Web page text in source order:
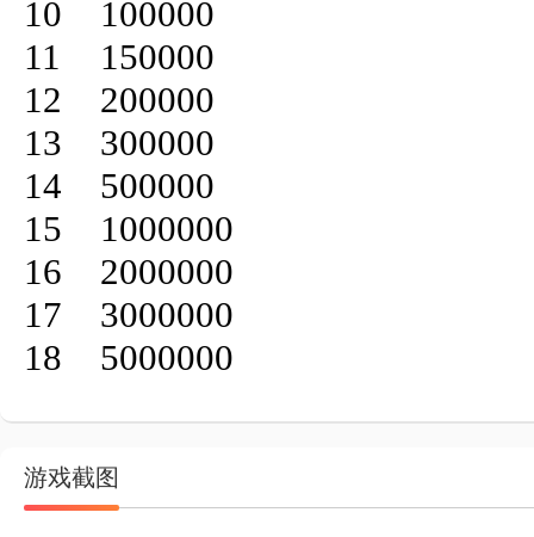
10	100000
11	150000
12	200000
13	300000
14	500000
15	1000000
16	2000000
17	3000000
18	5000000
游戏截图